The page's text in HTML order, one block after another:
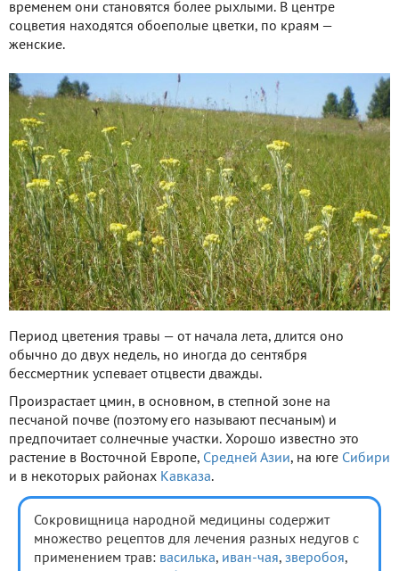
временем они становятся более рыхлыми. В центре
соцветия находятся обоеполые цветки, по краям —
женские.
Период цветения травы — от начала лета, длится оно
обычно до двух недель, но иногда до сентября
бессмертник успевает отцвести дважды.
Произрастает цмин, в основном, в степной зоне на
песчаной почве (поэтому его называют песчаным) и
предпочитает солнечные участки. Хорошо известно это
растение в Восточной Европе, Средней Азии, на юге Сибири
и в некоторых районах Кавказа.
Сокровищница народной медицины содержит
множество рецептов для лечения разных недугов с
применением трав: василька, иван-чая, зверобоя,